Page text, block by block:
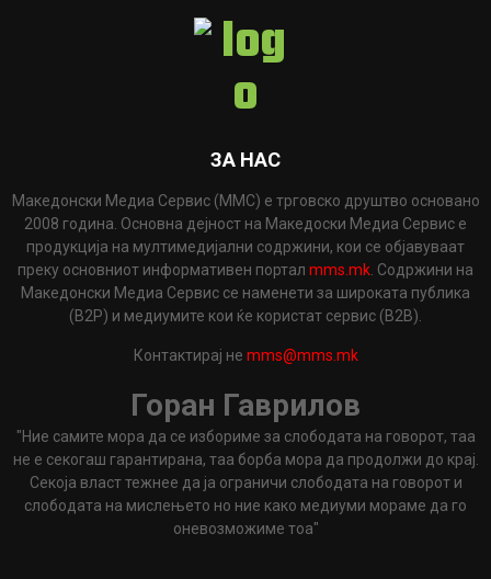
ЗА НАС
Македонски Медиа Сервис (ММС) е трговско друштво основано
2008 година. Основна дејност на Македоски Медиа Сервис е
продукција на мултимедијални содржини, кои се објавуваат
преку основниот информативен портал mms.mk . Содржини на
Македонски Медиа Сервис се наменети за широката публика
(B2P) и медиумите кои ќе користат сервис (B2B).
Контактирај не mms@mms.mk
Горан Гаврилов
"Ние самите мора да се избориме за слободата на говорот, таа
не е секогаш гарантирана, таа борба мора да продолжи до крај.
Секоја власт тежнее да ја ограничи слободата на говорот и
слободата на мислењето но ние како медиуми мораме да го
оневозможиме тоа"